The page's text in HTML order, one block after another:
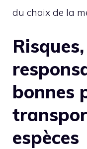
du choix de la
Risques,
bonnes
espèces